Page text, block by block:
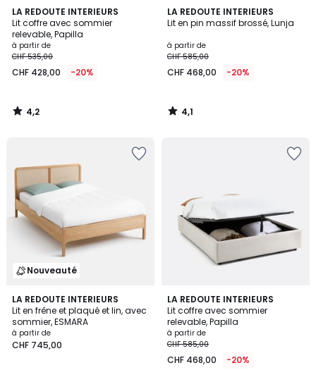
LA REDOUTE INTERIEURS
Lit coffre avec sommier
relevable, Papilla
à partir de
CHF 535,00
CHF 428,00 -20%
4,2
/ 5
4,2
/
LA REDOUTE INTERIEURS
Lit en pin massif brossé, Lunja
à partir de
CHF 585,00
CHF 468,00 -20%
4,1
/ 5
4,1
/
Nouveauté
LA REDOUTE INTERIEURS
Lit en frêne et plaqué et lin, avec
sommier, ESMARA
à partir de
CHF 745,00
LA REDOUTE INTERIEURS
Lit coffre avec sommier
relevable, Papilla
à partir de
CHF 585,00
CHF 468,00 -20%
3,8
/ 5
2
Couleurs